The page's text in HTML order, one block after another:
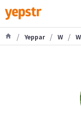
/ Yeppar / W /